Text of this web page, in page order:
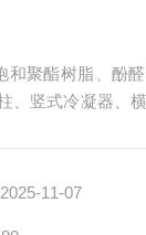
和聚酯树脂、酚
、竖式冷凝器、
11-07